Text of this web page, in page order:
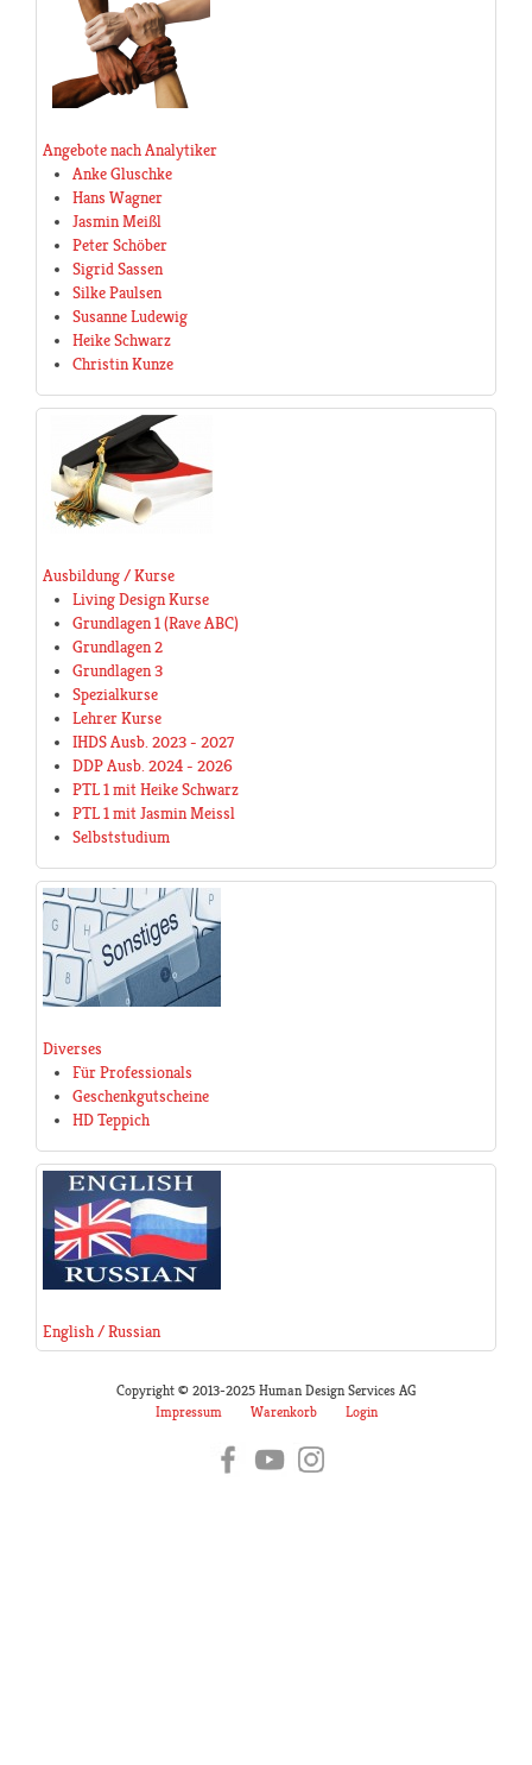
Angebote nach Analytiker
Anke Gluschke
Hans Wagner
Jasmin Meißl
Peter Schöber
Sigrid Sassen
Silke Paulsen
Susanne Ludewig
Heike Schwarz
Christin Kunze
Ausbildung / Kurse
Living Design Kurse
Grundlagen 1 (Rave ABC)
Grundlagen 2
Grundlagen 3
Spezialkurse
Lehrer Kurse
IHDS Ausb. 2023 - 2027
DDP Ausb. 2024 - 2026
PTL 1 mit Heike Schwarz
PTL 1 mit Jasmin Meissl
Selbststudium
Diverses
Für Professionals
Geschenkgutscheine
HD Teppich
English / Russian
Copyright © 2013-2025 Human Design Services AG
Impressum
Warenkorb Login